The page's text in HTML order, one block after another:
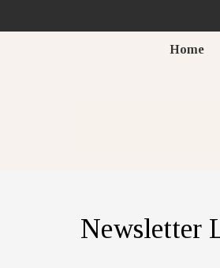
Home
Newsletter